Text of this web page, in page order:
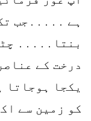
ہے ․․․․․جب
بنتا․․․․․
درخت کے
یکجا ہوجاتا
کو زمین سے